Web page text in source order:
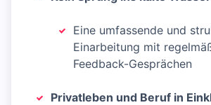
Eine umfassende und
Einarbeitung mit
Feedback-Gesprächen
Privatleben und Beruf in